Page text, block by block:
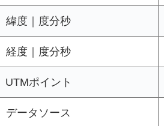
緯度｜度分秒
経度｜度分秒
UTMポイント
データソース